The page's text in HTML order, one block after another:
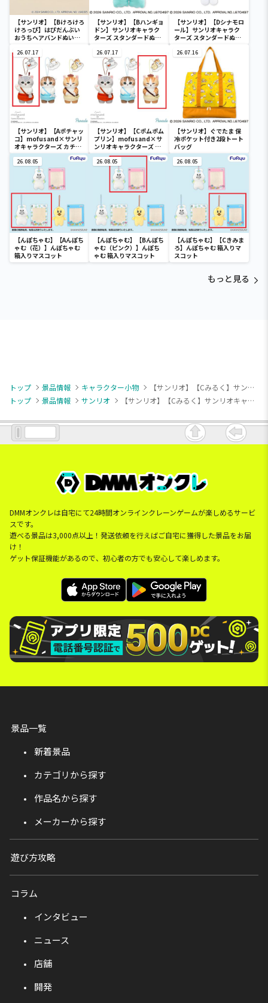
【サンリオ】【Bけろけろ
けろっぴ】はぴだんぶい
おうちヘアバンドぬいぐ
【サンリオ】【Bハンギョ
ドン】サンリオキャラク
ターズ スタンダードぬい
ース
【サンリオ】【Dシナモロ
ール】サンリオキャラク
ターズ スタンダードぬい
ぐるみリール付きパスケ
ース
26.07.17
【サンリオ】【Aポチャッ
コ】mofusand×サンリ
オキャラクターズ カチュ
ーシャマスコット②
26.07.17
【サンリオ】【Cポムポム
プリン】mofusand×サ
ンリオキャラクターズ カ
チューシャマスコット②
26.07.16
【サンリオ】ぐでたま 保
冷ポケット付き2段トート
バッグ
26.08.05
【んぽちゃむ】【Aんぽち
ゃむ（花）】んぽちゃむ
箱入りマスコット
26.08.05
【んぽちゃむ】【Bんぽち
ゃむ（ピンク）】んぽち
ゃむ 箱入りマスコット
26.08.05
【んぽちゃむ】【Cきみま
ろ】んぽちゃむ 箱入りマ
スコット
もっと見る
トップ 景品情報 キャラクター小物
【サンリオ】【Cみるく】サンリオキャラクターズ ならべてどーみぃふれんず マスコット！②
トップ
景品情報 サンリオ 【サンリオ】【Cみるく】サンリオキャラクターズ ならべてどーみぃふれんず マスコット！②
DMMオンクレは自宅にて24時間オンラインクレーンゲームが楽しめるサービ
スです。
遊べる景品は3,000点以上！発送依頼を行えばご自宅に獲得した景品をお届
け！
ゲット保証機能があるので、初心者の方でも安心して楽しめます。
景品一覧
新着景品
カテゴリから探す
作品名から探す
メーカーから探す
遊び方攻略
コラム
インタビュー
ニュース
店舗
開発